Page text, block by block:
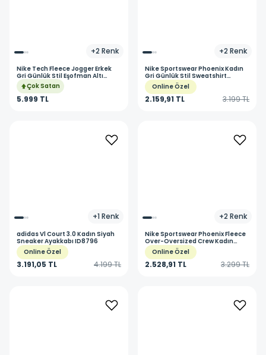
+2 Renk
Nike Tech Fleece Jogger Erkek
Gri Günlük Stil Eşofman Altı
HV0959-063
Çok Satan
5.999 TL
+2 Renk
NikeSportswear Phoenix Kadın
Gri Günlük Stil Sweatshirt
DQ5761-063
Online Özel
2.159,91 TL 3.199 TL
+1 Renk
adidasVl Court 3.0 Kadın Siyah
Sneaker Ayakkabı ID8796
Online Özel
3.191,05 TL 4.199 TL
+2 Renk
NikeSportswear Phoenix Fleece
Over-Oversized Crew Kadın
Bordo Günlük Stil Sweatshirt
DQ5761-652
Online Özel
2.528,91 TL 3.299 TL